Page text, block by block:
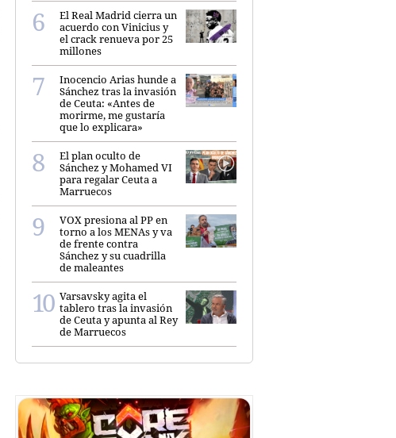
El Real Madrid cierra un
acuerdo con Vinicius y
el crack renueva por 25
millones
Inocencio Arias hunde a
Sánchez tras la invasión
de Ceuta: «Antes de
morirme, me gustaría
que lo explicara»
El plan oculto de
Sánchez y Mohamed VI
para regalar Ceuta a
Marruecos
VOX presiona al PP en
torno a los MENAs y va
de frente contra
Sánchez y su cuadrilla
de maleantes
Varsavsky agita el
tablero tras la invasión
de Ceuta y apunta al Rey
de Marruecos